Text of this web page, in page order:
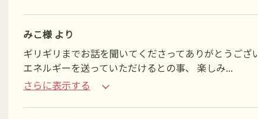
みこ様 より
ギリギリまでお話を聞いてくださってありがとうござ
エネルギーを送っていただけるとの事、 楽しみ...
さらに表示する